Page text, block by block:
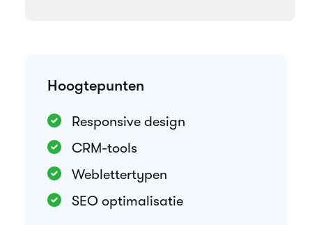
Hoogtepunten
Responsive design
CRM-tools
Weblettertypen
SEO optimalisatie